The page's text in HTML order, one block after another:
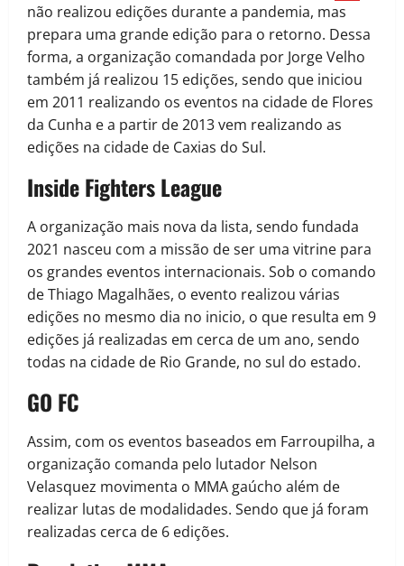
não realizou edições durante a pandemia, mas
prepara uma grande edição para o retorno. Dessa
forma, a organização comandada por Jorge Velho
também já realizou 15 edições, sendo que iniciou
em 2011 realizando os eventos na cidade de Flores
da Cunha e a partir de 2013 vem realizando as
edições na cidade de Caxias do Sul.
Inside Fighters League
A organização mais nova da lista, sendo fundada
2021 nasceu com a missão de ser uma vitrine para
os grandes eventos internacionais. Sob o comando
de Thiago Magalhães, o evento realizou várias
edições no mesmo dia no inicio, o que resulta em 9
edições já realizadas em cerca de um ano, sendo
todas na cidade de Rio Grande, no sul do estado.
GO FC
Assim, com os eventos baseados em Farroupilha, a
organização comanda pelo lutador Nelson
Velasquez movimenta o MMA gaúcho além de
realizar lutas de modalidades. Sendo que já foram
realizadas cerca de 6 edições.